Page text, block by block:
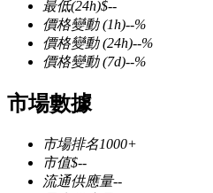
幣本位永續
以數字貨幣為保證金的永續
TradFi
美股、外匯、貴金屬及大宗
最低(24h)$--
價格變動(1h)--%
價格變動(24h)--%
價格變動(7d)--%
市場數據
市場排名1000+
市值$--
流通供應量--